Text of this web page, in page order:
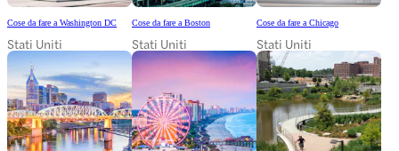
Cose da fare a Washington DC
Stati Uniti
Cose da fare a Boston
Stati Uniti
Cose da fare a Chicago
Stati Uniti